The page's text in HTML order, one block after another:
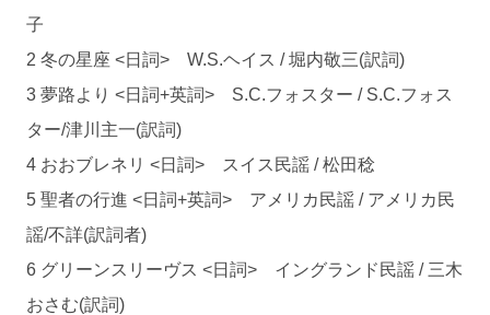
子
2 冬の星座 <日詞> W.S.ヘイス / 堀内敬三(訳詞)
3 夢路より <日詞+英詞> S.C.フォスター / S.C.フォス
ター/津川主一(訳詞)
4 おおブレネリ <日詞> スイス民謡 / 松田稔
5 聖者の行進 <日詞+英詞> アメリカ民謡 / アメリカ民
謡/不詳(訳詞者)
6 グリーンスリーヴス <日詞> イングランド民謡 / 三木
おさむ(訳詞)